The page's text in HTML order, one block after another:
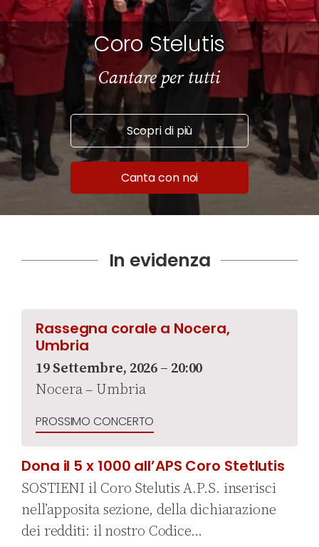
Coro Stelutis
Cantare per tutti
Scopri di più
Canta con noi
In evidenza
Rassegna corale a Nocera,
Umbria
19 Settembre, 2026 – 20:00
Nocera – Umbria
PROSSIMO CONCERTO
Dona il 5 x 1000 all’APS Coro Stetlutis
SOSTIENI il Coro Stelutis A.P.S. inserisci
nell’apposita sezione, della dichiarazione
dei redditi: il nostro Codice…